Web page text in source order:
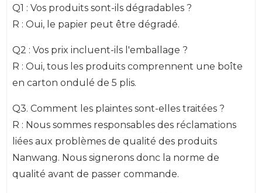
Q1 : Vos produits sont-ils dégradables ?
R : Oui, le papier peut être dégradé.
Q2 : Vos prix incluent-ils l'emballage ?
R : Oui, tous les produits comprennent une boîte
en carton ondulé de 5 plis.
Q3. Comment les plaintes sont-elles traitées ?
R : Nous sommes responsables des réclamations
liées aux problèmes de qualité des produits
Nanwang. Nous signerons donc la norme de
qualité avant de passer commande.